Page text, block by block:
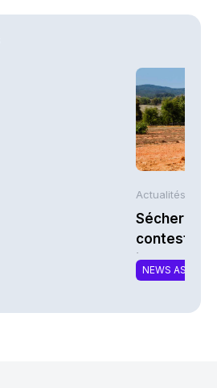
Actualités AFP
contestent
NEWS